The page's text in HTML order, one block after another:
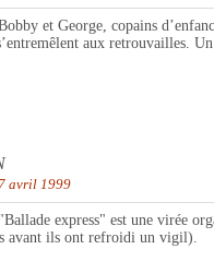
et George, copains
aux retrouvailles.
avril 1999
express" est une virée
avant ils ont refroidi un vigil).